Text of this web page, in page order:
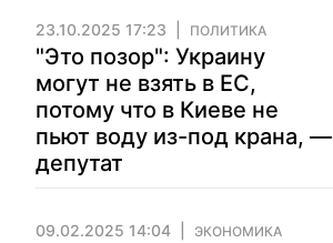
23.10.2025 17:23 ПОЛИТИКА
"Это позор": Украину
могут не взять в ЕС,
потому что в Киеве не
пьют воду из-под крана, —
депутат
09.02.2025 14:04 ЭКОНОМИКА